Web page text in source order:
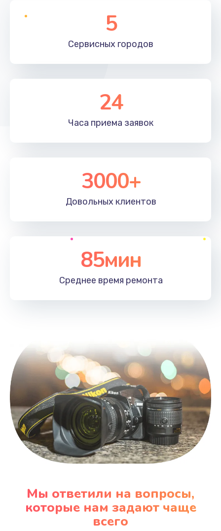
5
Сервисных городов
24
Часа приема заявок
3000+
Довольных клиентов
85мин
Среднее время ремонта
Мы ответили на вопросы,
которые нам задают чаще
всего